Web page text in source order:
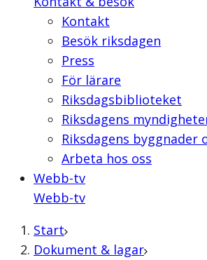
Kontakt
Besök riksdagen
Press
För lärare
Riksdagsbiblioteket
Riksdagens
Riksdagens byggnader
Arbeta hos oss
Webb-tv
Webb-tv
Start
Dokument & lagar